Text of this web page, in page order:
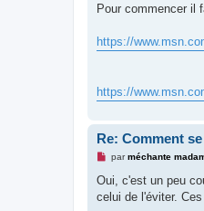
s
g
e
l
u
Pour commencer il
https://
https://
Re: Comment
M
s
a
parméchante
Oui, c'est un peu
celui de l'éviter.